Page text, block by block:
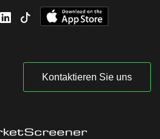
Kontaktieren Sie uns